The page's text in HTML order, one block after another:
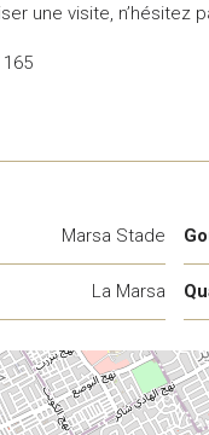
une visite, n’hésitez
Marsa Stade
La Marsa